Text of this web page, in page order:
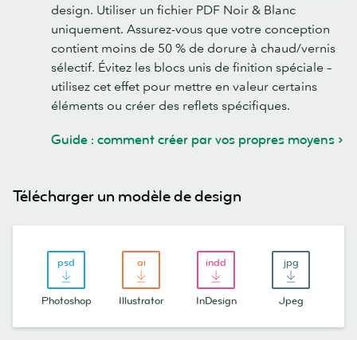
design. Utiliser un fichier PDF Noir & Blanc
uniquement. Assurez-vous que votre conception
contient moins de 50 % de dorure à chaud/vernis
sélectif. Évitez les blocs unis de finition spéciale –
utilisez cet effet pour mettre en valeur certains
éléments ou créer des reflets spécifiques.
Guide : comment créer par vos propres moyens
Télécharger un modèle de design
Photoshop Illustrator InDesign Jpeg